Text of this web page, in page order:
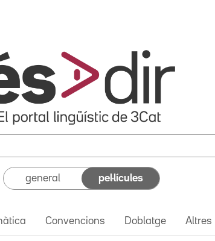
general pel·lícules
Convencions Doblatge Altres